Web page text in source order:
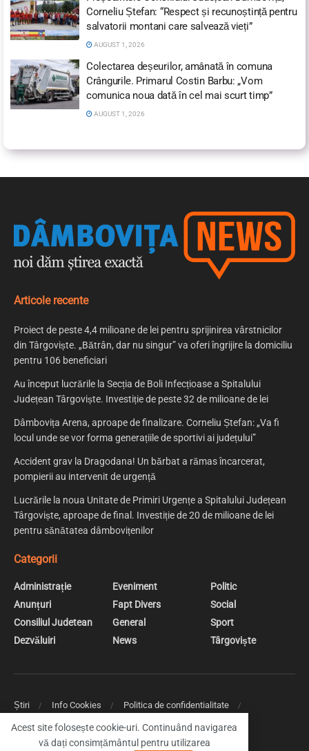
Corneliu Ștefan: “Respect și recunoștință pentru
salvatorii montani care salvează vieți”
AUGUST 1, 2026
Colectarea deșeurilor, amânată în comuna
Crângurile. Primarul Costin Barbu: „Vom
comunica noua dată în cel mai scurt timp”
AUGUST 1, 2026
Articole recente
Proiect de peste 4,4 milioane de lei pentru sprijinirea vârstnicilor
din Târgoviște. „Bătrân, dar nu singur” va oferi îngrijire la domiciliu
pentru 106 beneficiari
Au început lucrările la Secția de Boli Infecțioase a Spitalului
Județean Târgoviște. Investiție de peste 32 de milioane de lei
Dâmbovița Arena, aproape de finalizare. Corneliu Ștefan: „Va fi
locul unde se vor forma generațiile de sportivi ai județului”
Accident grav la Dragodana! Un bărbat a rămas încarcerat,
pompierii au intervenit de urgență
Lucrările la noua Unitate de Primiri Urgențe a Spitalului Județean
Târgoviște, aproape de final. Investiție de 20 de milioane de lei
pentru sănătatea dâmbovițenilor
Categorii
Administrație
Anunțuri
Consiliul Judetean
Dezvăluiri
Eveniment
Fapt Divers
General
News
Politic
Social
Sport
Târgoviște
Știri Info Cookies
Politica de confidentialitate
© 2019 DambovitaNews - Cele mai noi stiri din Dambovita
Acest site folosește cookie-uri. Continuând navigarea
vă dați consimțământul pentru utilizarea